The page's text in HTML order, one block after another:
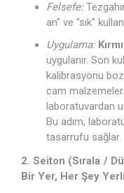
Felsefe:
an" ve "sık"
Uygulama:
uygulanır. Son
kalibrasyonu
cam malzemeler
laboratuvardan
Bu adım,
tasarrufu sağlar.
2. Seiton (Sırala /
Bir Yer, Her Şey